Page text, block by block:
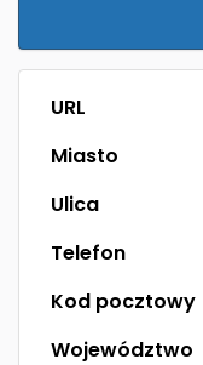
URL
Miasto
Ulica
Telefon
Kod pocztowy
Województwo